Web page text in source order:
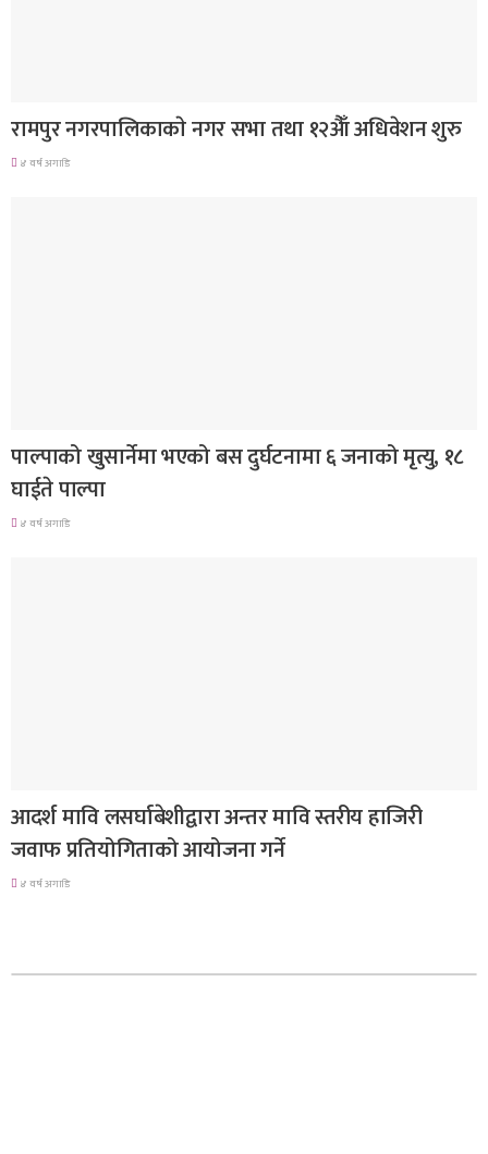
रामपुर नगरपालिकाकाे नगर सभा तथा १२अैाँ अधिवेशन शुरु
४ वर्ष अगाडि
पाल्पाको खुसार्नेमा भएको बस दुर्घटनामा ६ जनाको मृत्यु, १८
घाईते पाल्पा
४ वर्ष अगाडि
आदर्श मावि लसर्घाबेशीद्वारा अन्तर मावि स्तरीय हाजिरी
जवाफ प्रतियोगिताको आयोजना गर्ने
४ वर्ष अगाडि